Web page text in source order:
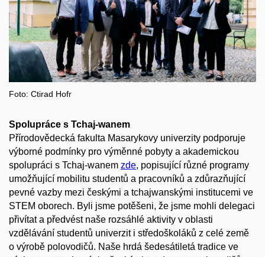
Foto: Ctirad Hofr
Spolupráce s Tchaj-wanem
Přírodovědecká fakulta Masarykovy univerzity podporuje
výborné podmínky pro výměnné pobyty a akademickou
spolupráci s Tchaj-wanem zde, popisující různé programy
umožňující mobilitu studentů a pracovníků a zdůrazňující
pevné vazby mezi českými a tchajwanskými institucemi ve
STEM oborech. Byli jsme potěšeni, že jsme mohli delegaci
přivítat a předvést naše rozsáhlé aktivity v oblasti
vzdělávání studentů univerzit i středoškoláků z celé země
o výrobě polovodičů. Naše hrdá šedesátiletá tradice ve